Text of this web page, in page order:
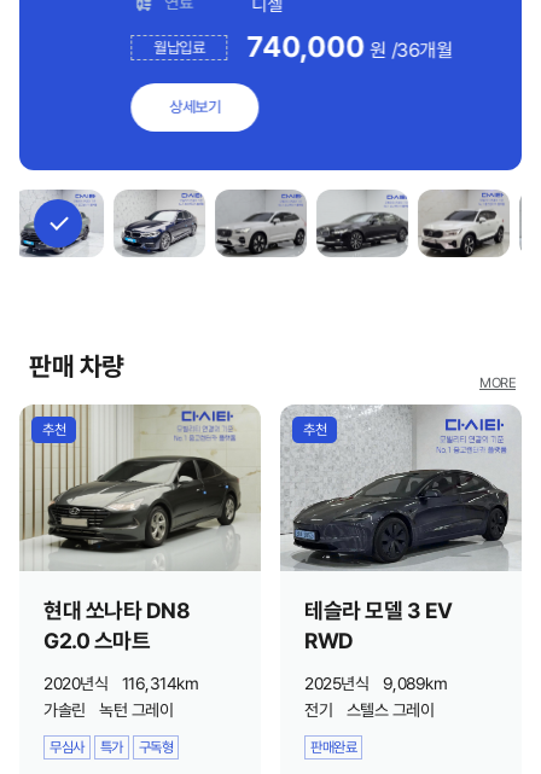
디젤
월납입료 740,000 원 /36개월
상세보기
판매 차량
MORE
현대 쏘나타 DN8
G2.0 스마트
2020년식
116,314km
가솔린
녹턴 그레이
추천
무심사 특가 구독형
테슬라 모델 3 EV
RWD
2025년식
9,089km
전기
스텔스 그레이
추천
판매완료